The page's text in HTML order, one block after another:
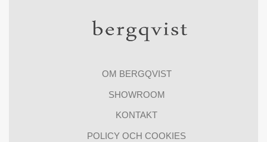
OM BERGQVIST
SHOWROOM
KONTAKT
POLICY OCH COOKIES